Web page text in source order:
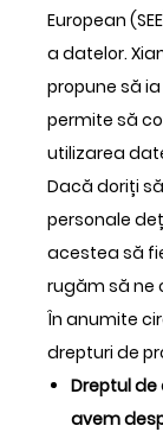
European
a datelor.
propune să
permite să
utilizarea
Dacă doriți
personale
acestea să
rugăm să ne
În anumite
drepturi de
Dreptul
avem